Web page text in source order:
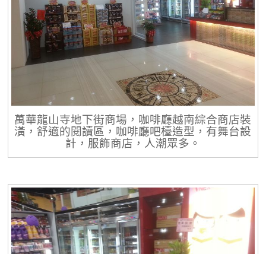
萬華龍山寺地下街商場，咖啡廳越南綜合商店裝
潢，舒適的閱讀區，咖啡廳吧檯造型，有舞台設
計，服飾商店，人潮眾多。